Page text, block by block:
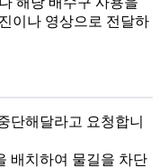
이나 영상으로 전달하
단해달라고 요청합니
배치하여 물길을 차단